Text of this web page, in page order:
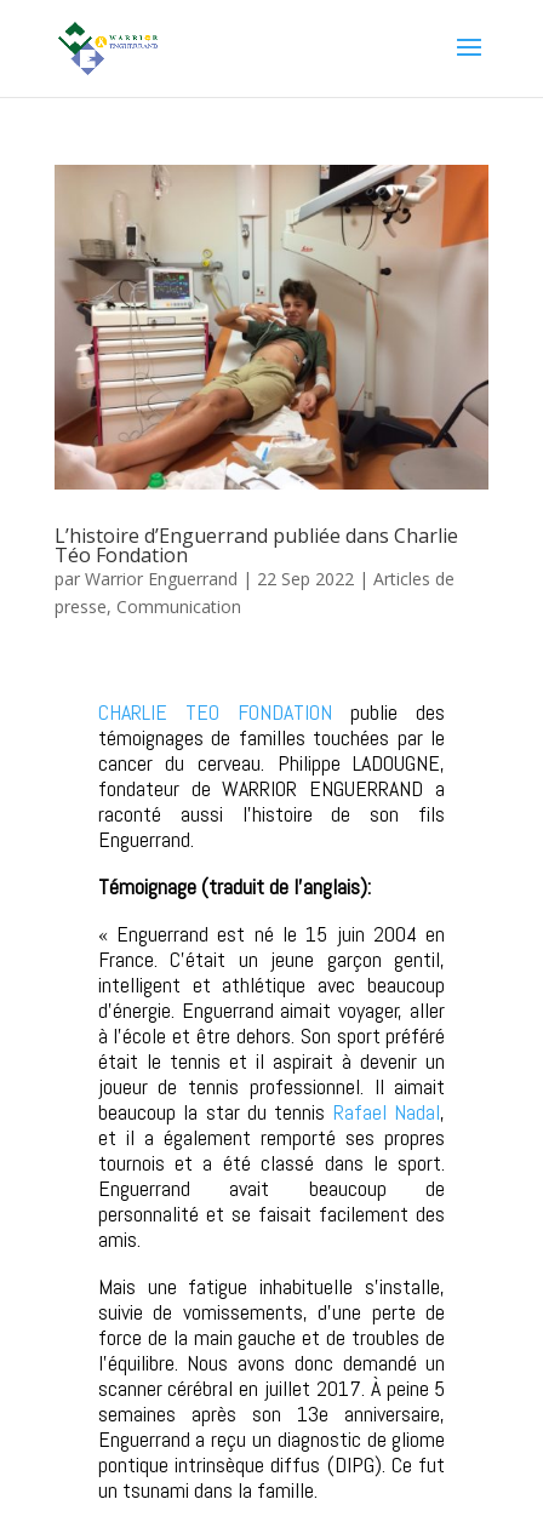
L’histoire d’Enguerrand publiée dans Charlie
Téo Fondation
par Warrior Enguerrand | 22 Sep 2022| Articles de
presse, Communication
CHARLIE TEO FONDATION publie des
témoignages de familles touchées par le
cancer du cerveau. Philippe LADOUGNE,
fondateur de WARRIOR ENGUERRAND a
raconté aussi l’histoire de son fils
Enguerrand.
Témoignage (traduit de l’anglais):
« Enguerrand est né le 15 juin 2004 en
France. C’était un jeune garçon gentil,
intelligent et athlétique avec beaucoup
d’énergie. Enguerrand aimait voyager, aller
à l’école et être dehors. Son sport préféré
était le tennis et il aspirait à devenir un
joueur de tennis professionnel. Il aimait
beaucoup la star du tennis Rafael Nadal,
et il a également remporté ses propres
tournois et a été classé dans le sport.
Enguerrand avait beaucoup de
personnalité et se faisait facilement des
amis.
Mais une fatigue inhabituelle s’installe,
suivie de vomissements, d’une perte de
force de la main gauche et de troubles de
l’équilibre. Nous avons donc demandé un
scanner cérébral en juillet 2017. À peine 5
semaines après son 13e anniversaire,
Enguerrand a reçu un diagnostic de gliome
pontique intrinsèque diffus (DIPG). Ce fut
un tsunami dans la famille.